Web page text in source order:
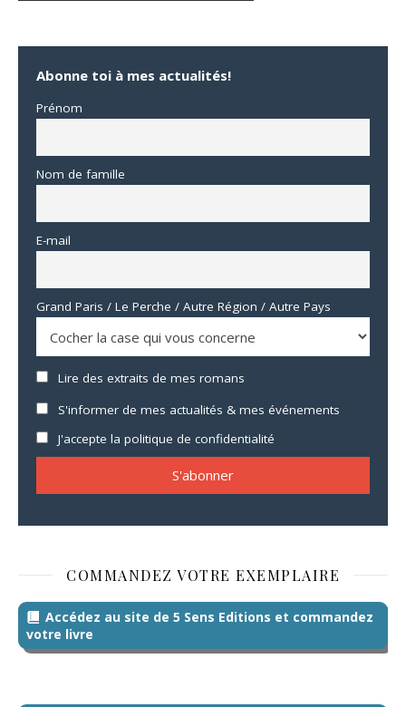
Abonne toi à mes actualités!
Prénom
Nom de famille
E-mail
Grand Paris / Le Perche / Autre Région / Autre Pays
Lire des extraits de mes romans
S'informer de mes actualités & mes événements
J'accepte la politique de confidentialité
COMMANDEZ VOTRE EXEMPLAIRE
Accédez au site de 5 Sens Editions et commandez
votre livre